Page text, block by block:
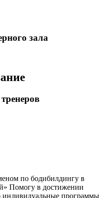
зала
по бодибилдингу в
Помогу в достижении
индивидуальные программы